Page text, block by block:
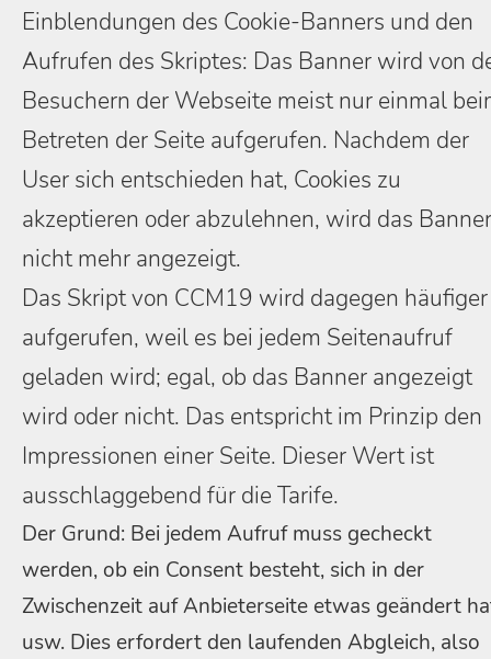
Einblendungen des Cookie-Banners und den
Aufrufen des Skriptes: Das Banner wird von
Besuchern der Webseite meist nur einmal
Betreten der Seite aufgerufen. Nachdem der
User sich entschieden hat, Cookies zu
akzeptieren oder abzulehnen, wird das Banner
nicht mehr angezeigt.
Das Skript von CCM19 wird dagegen häufiger
aufgerufen, weil es bei jedem Seitenaufruf
geladen wird; egal, ob das Banner angezeigt
wird oder nicht. Das entspricht im Prinzip den
Impressionen einer Seite. Dieser Wert ist
ausschlaggebend für die Tarife.
Der Grund: Bei jedem Aufruf muss gecheckt
werden, ob ein Consent besteht, sich in der
Zwischenzeit auf Anbieterseite etwas geändert
usw. Dies erfordert den laufenden Abgleich, also